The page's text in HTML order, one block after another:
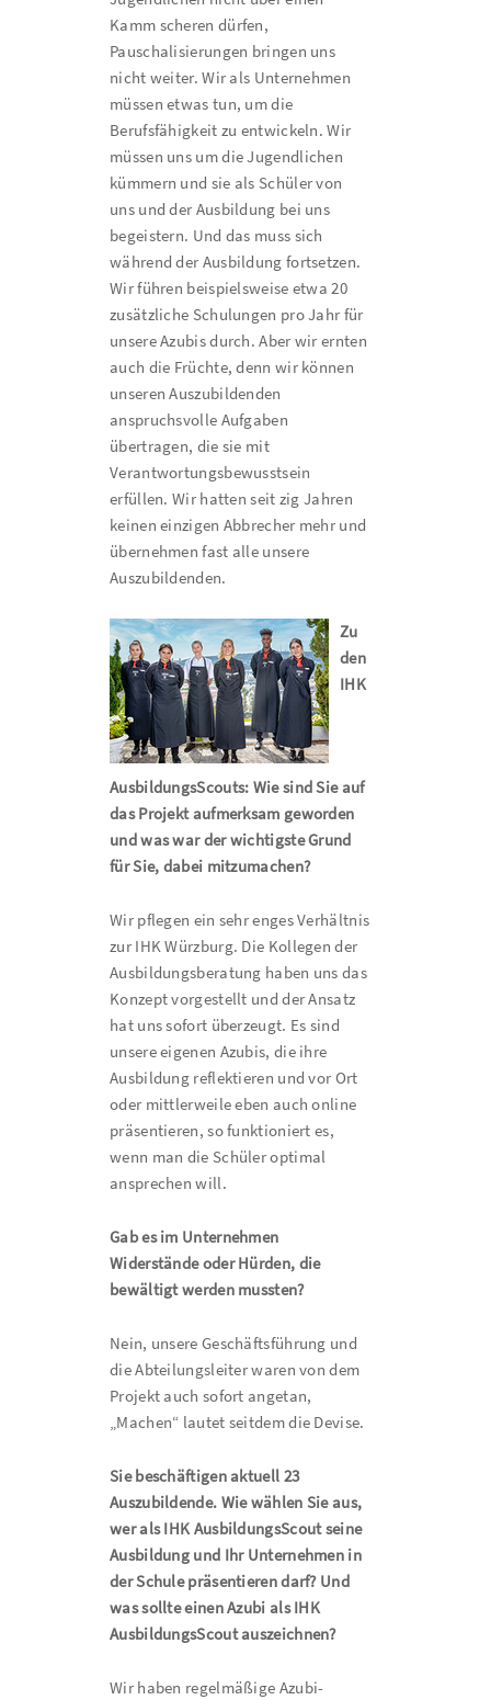
Kamm scheren dürfen,
Pauschalisierungen bringen uns
nicht weiter. Wir als Unternehmen
müssen etwas tun, um die
Berufsfähigkeit zu entwickeln. Wir
müssen uns um die Jugendlichen
kümmern und sie als Schüler von
uns und der Ausbildung bei uns
begeistern. Und das muss sich
während der Ausbildung fortsetzen.
Wir führen beispielsweise etwa 20
zusätzliche Schulungen pro Jahr für
unsere Azubis durch. Aber wir ernten
auch die Früchte, denn wir können
unseren Auszubildenden
anspruchsvolle Aufgaben
übertragen, die sie mit
Verantwortungsbewusstsein
erfüllen. Wir hatten seit zig Jahren
keinen einzigen Abbrecher mehr und
übernehmen fast alle unsere
Auszubildenden.
Zu
den
IHK
AusbildungsScouts: Wie sind Sie auf
das Projekt aufmerksam geworden
und was war der wichtigste Grund
für Sie, dabei mitzumachen?
Wir pflegen ein sehr enges Verhältnis
zur IHK Würzburg. Die Kollegen der
Ausbildungsberatung haben uns das
Konzept vorgestellt und der Ansatz
hat uns sofort überzeugt. Es sind
unsere eigenen Azubis, die ihre
Ausbildung reflektieren und vor Ort
oder mittlerweile eben auch online
präsentieren, so funktioniert es,
wenn man die Schüler optimal
ansprechen will.
Gab es im Unternehmen
Widerstände oder Hürden, die
bewältigt werden mussten?
Nein, unsere Geschäftsführung und
die Abteilungsleiter waren von dem
Projekt auch sofort angetan,
„Machen“ lautet seitdem die Devise.
Sie beschäftigen aktuell 23
Auszubildende. Wie wählen Sie aus,
wer als IHK AusbildungsScout seine
Ausbildung und Ihr Unternehmen in
der Schule präsentieren darf? Und
was sollte einen Azubi als IHK
AusbildungsScout auszeichnen?
Wir haben regelmäßige Azubi-